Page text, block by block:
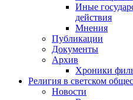
Иные
действия
Мнения
Публикации
Документы
Архив
Хроники
Религия в светском
Новости